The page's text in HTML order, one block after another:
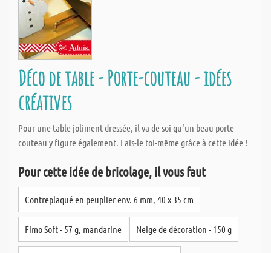
Déco de table - Porte-couteau - idées
créatives
Pour une table joliment dressée, il va de soi qu‘un beau porte-
couteau y figure également. Fais-le toi-même grâce à cette idée !
Pour cette idée de bricolage, il vous faut
Contreplaqué en peuplier env. 6 mm, 40 x 35 cm
Fimo Soft - 57 g, mandarine Neige de décoration - 150 g